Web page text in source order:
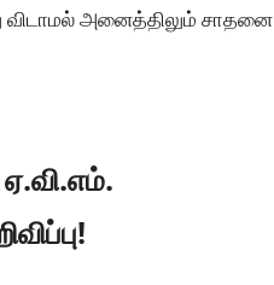
விடாமல் அனைத்திலும் சாதனை
ஏ.வி.எம்.